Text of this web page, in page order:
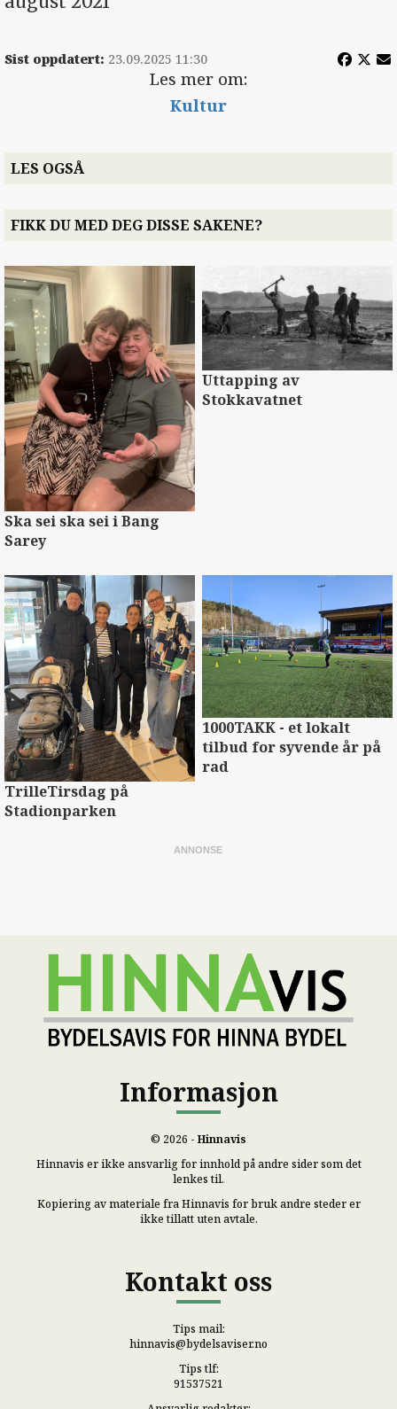
Sist oppdatert: 23.09.2025 11:30
Les mer om:
Kultur
LES OGSÅ
FIKK DU MED DEG DISSE SAKENE?
Ska sei ska sei i Bang
Sarey
Uttapping av
Stokkavatnet
TrilleTirsdag på
Stadionparken
1000TAKK - et lokalt
tilbud for syvende år på
rad
Informasjon
© 2026 - Hinnavis
Hinnavis er ikke ansvarlig for innhold på andre sider som det
lenkes til.
Kopiering av materiale fra Hinnavis for bruk andre steder er
ikke tillatt uten avtale.
Kontakt oss
Tips mail:
hinnavis@bydelsaviser.no
Tips tlf:
91537521